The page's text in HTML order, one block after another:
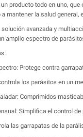
producto todo en uno,
mantener la salud general,
avanzada y
amplio espectro de
Protege contra
los parásitos en un
Comprimidos
Simplifica el control
las garrapatas de la